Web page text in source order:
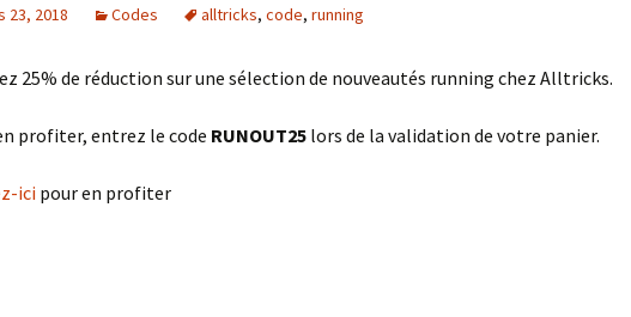
2016
Rendus
23, 2018 Codes alltricks, code, running
25% de réduction sur une sélection de nouveautés running chez Alltricks.
profiter, entrez le code RUNOUT25 lors de la validation de votre panier.
icipour en profiter